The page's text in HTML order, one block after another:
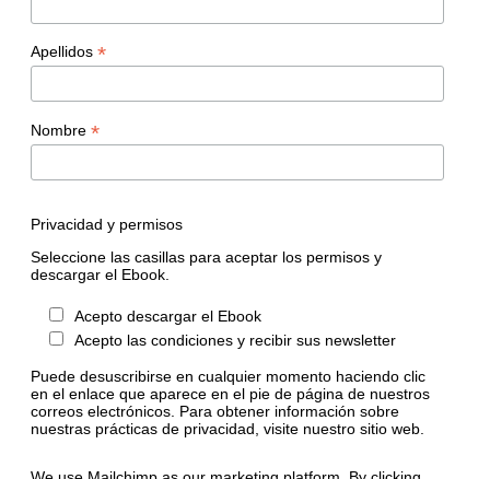
Apellidos *
Nombre *
Privacidad y permisos
Seleccione las casillas para aceptar los permisos y
descargar el Ebook.
Acepto descargar el Ebook
Acepto las condiciones y recibir sus newsletter
Puede desuscribirse en cualquier momento haciendo clic
en el enlace que aparece en el pie de página de nuestros
correos electrónicos. Para obtener información sobre
nuestras prácticas de privacidad, visite nuestro sitio web.